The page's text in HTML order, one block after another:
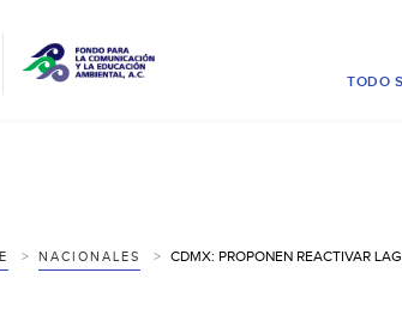
TODO
NACIONALES